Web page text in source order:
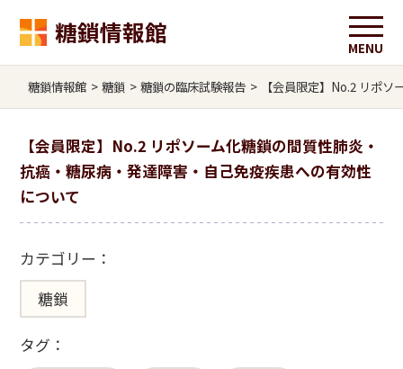
糖鎖情報館
糖鎖情報館 > 糖鎖 > 糖鎖の臨床試験報告 > 【会員限定】No.2 リポ
【会員限定】No.2 リポソーム化糖鎖の間質性肺炎・
抗癌・糖尿病・発達障害・自己免疫疾患への有効性
について
カテゴリー：
糖鎖
タグ：